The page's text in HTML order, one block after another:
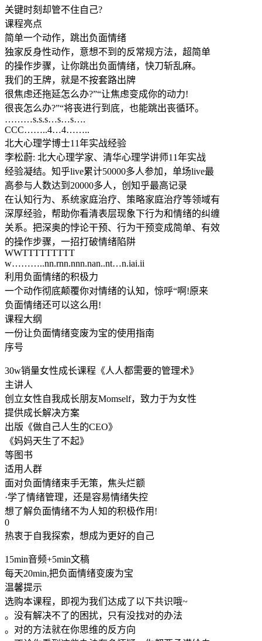
关键时刻却管不住自己?
课程亮点
简单一个动作，跳出负面情绪
独家反身性动作，意想不到的反常规方法，超简单
的操作步骤，让你跳出负面情绪，快刀斩乱麻。
我们的王牌，就是不按套路出牌
很焦虑还拖延怎么办?”“让焦虑变成你的动力!
很丧怎么办?”“将丧进行到底，也能跳出丧循环。
………s.s.s…s…s….
CCC……..4…4……..
北大心理学博士11年实战经验
李松蔚: 北大心理学家、清华心理学讲师11年实战
经验凝结。知乎live累计50000多人参加，单场live最
高参与人数达到20000多人，创知乎最高记录
在认知行为、系统家庭治疗、策略家庭治疗等领域有
深厚经验，帮助你看清表层现象下行为和情绪的纠缠
关系。把深奥的悖论干预、行为干预变成简单、有效
的操作步骤，一招打破情绪陷阱
WWTTTTTTTTT
w………..nn.rnn.nnn.nan..nt…n.iai.ii
利用负面情绪的积极力
一个动作彻底颠覆你对情绪的认知，惊呼“啊!原来
负面情绪还可以这么用!
课程大纲
一份让负面情绪变废为宝的使用指南
序号
30w销量女性成长课程《人人都需要的管理术》
主讲人
创立女性自我成长朋友Momself，致力于为女性
提供成长解决方案
出版《做自己人生的CEO》
《妈妈天生了不起》
等图书
适用人群
面对负面情绪束手无策，焦头烂额
·学了情绪管理，还是容易情绪失控
想了解负面情绪不为人知的积极作用!
0
热衷于自我探索，想成为更好的自己
15min音频+5min文稿
每天20min,把负面情绪变废为宝
温馨提示
选购本课程，即视为我们达成了以下共识哦~
。没有解决不了的困扰，只有没找对的办法
。对的方法就在你思维的反方向